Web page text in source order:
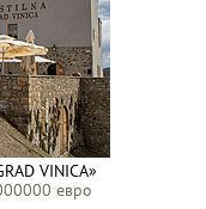
VINICA»
евро